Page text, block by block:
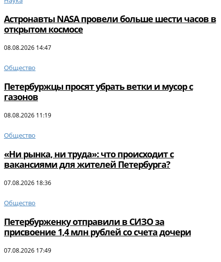
Астронавты NASA провели больше шести часов в
открытом космосе
08.08.2026 14:47
Общество
Петербуржцы просят убрать ветки и мусор с
газонов
08.08.2026 11:19
Общество
«Ни рынка, ни труда»: что происходит с
вакансиями для жителей Петербурга?
07.08.2026 18:36
Общество
Петербурженку отправили в СИЗО за
присвоение 1,4 млн рублей со счета дочери
07.08.2026 17:49